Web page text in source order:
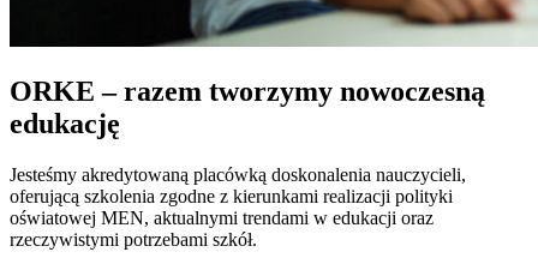
ORKE – razem tworzymy nowoczesną
edukację
Jesteśmy akredytowaną placówką doskonalenia nauczycieli,
oferującą szkolenia zgodne z kierunkami realizacji polityki
oświatowej MEN, aktualnymi trendami w edukacji oraz
rzeczywistymi potrzebami szkół.